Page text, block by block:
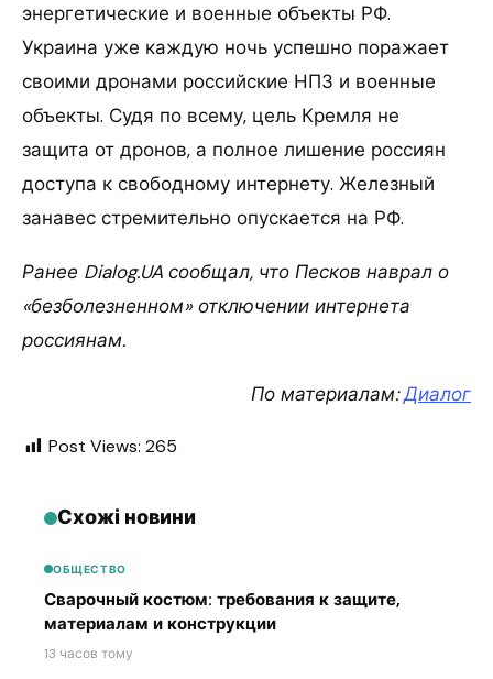
энергетические и военные объекты РФ.
Украина уже каждую ночь успешно поражает
своими дронами российские НПЗ и военные
объекты. Судя по всему, цель Кремля не
защита от дронов, а полное лишение россиян
доступа к свободному интернету. Железный
занавес стремительно опускается на РФ.
Ранее Dialog.UA сообщал, что Песков наврал о
«безболезненном» отключении интернета
россиянам.
По материалам:Диалог
Post Views: 265
Схожі новини
ОБЩЕСТВО
Сварочный костюм: требования к защите,
материалам и конструкции
13 часов тому